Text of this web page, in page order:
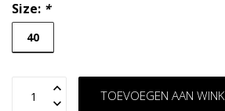
Size: *
40
TOEVOEGEN AAN